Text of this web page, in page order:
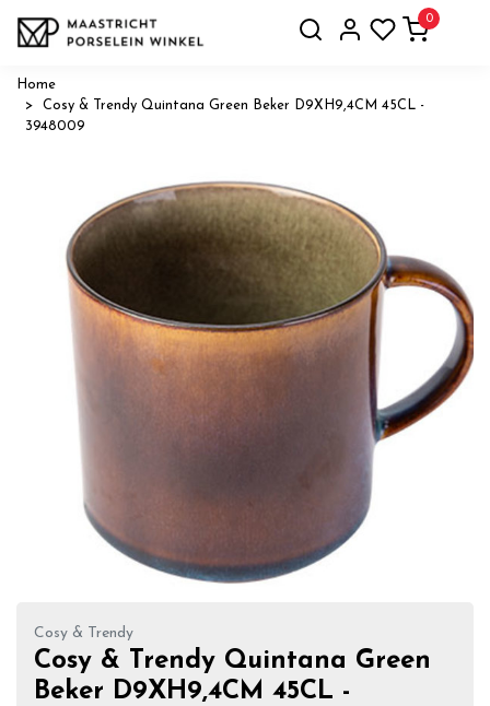
0
Home
Cosy & Trendy Quintana Green Beker D9XH9,4CM 45CL -
3948009
Cosy & Trendy
Cosy & Trendy Quintana Green
Beker D9XH9,4CM 45CL -